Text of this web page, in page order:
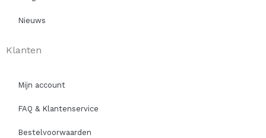
Nieuws
Klanten
Mijn account
FAQ & Klantenservice
Bestelvoorwaarden